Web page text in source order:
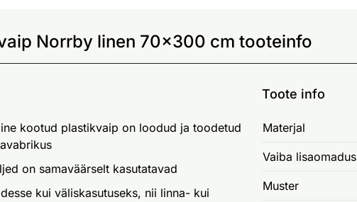
Norrby linen 70x300 cm tooteinfo
kootud plastikvaip on loodud ja toodetud
on samaväärselt kasutatavad
kui väliskasutuseks, nii linna- kui
Toote info
Materjal
Vaiba lisaomadus
Muster